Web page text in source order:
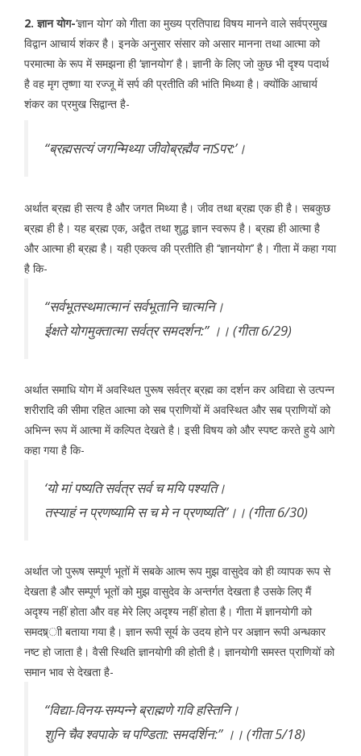
2. ज्ञान योग-‘ज्ञान योग’ को गीता का मुख्य प्रतिपाद्य विषय मानने वाले सर्वप्रमुख
विद्वान आचार्य शंकर है। इनके अनुसार संसार को असार मानना तथा आत्मा को
परमात्मा के रूप में समझना ही ‘ज्ञानयोग’ है। ज्ञानी के लिए जो कुछ भी दृश्य पदार्थ
है वह मृग तृष्णा या रज्जू में सर्प की प्रतीति की भांति मिथ्या है। क्योंकि आचार्य
शंकर का प्रमुख सिद्वान्त है-
‘‘ब्रह्मसत्यं जगन्मिथ्या जीवोब्रह्मैव नाSपर:’।
अर्थात ब्रह्म ही सत्य है और जगत मिथ्या है। जीव तथा ब्रह्म एक ही है। सबकुछ
ब्रह्म ही है। यह ब्रह्म एक, अद्वैत तथा शुद्ध ज्ञान स्वरूप है। ब्रह्म ही आत्मा है
और आत्मा ही ब्रह्म है। यही एकत्व की प्रतीति ही ‘‘ज्ञानयोग’’ है। गीता में कहा गया
है कि-
‘‘सर्वभूतस्थमात्मानं सर्वभूतानि चात्मनि।
ईक्षते योगमुक्तात्मा सर्वत्र समदर्शन:’’ ।। (गीता 6/29)
अर्थात समाधि योग में अवस्थित पुरूष सर्वत्र ब्रह्म का दर्शन कर अविद्या से उत्पन्न
शरीरादि की सीमा रहित आत्मा को सब प्राणियों में अवस्थित और सब प्राणियों को
अभिन्न रूप में आत्मा में कल्पित देखते है। इसी विषय को और स्पष्ट करते हुये आगे
कहा गया है कि-
‘यो मां पष्यति सर्वत्र सर्व च मयि पश्यति।
तस्याहं न प्रणष्यामि स च मे न प्रणष्यति’’।। (गीता 6/30)
अर्थात जो पुरूष सम्पूर्ण भूतों में सबके आत्म रूप मुझ वासुदेव को ही व्यापक रूप से
देखता है और सम्पूर्ण भूतों को मुझ वासुदेव के अन्तर्गत देखता है उसके लिए मैं
अदृश्य नहीं होता और वह मेरे लिए अदृश्य नहीं होता है। गीता में ज्ञानयोगी को
समदष्र्ाी बताया गया है। ज्ञान रूपी सूर्य के उदय होने पर अज्ञान रूपी अन्धकार
नष्ट हो जाता है। वैसी स्थिति ज्ञानयोगी की होती है। ज्ञानयोगी समस्त प्राणियों को
समान भाव से देखता है-
‘‘विद्या-विनय-सम्पन्ने ब्राह्मणे गवि हस्तिनि।
शुनि चैव श्वपाके च पण्डिता: समदर्शिन:’’ ।। (गीता 5/18)